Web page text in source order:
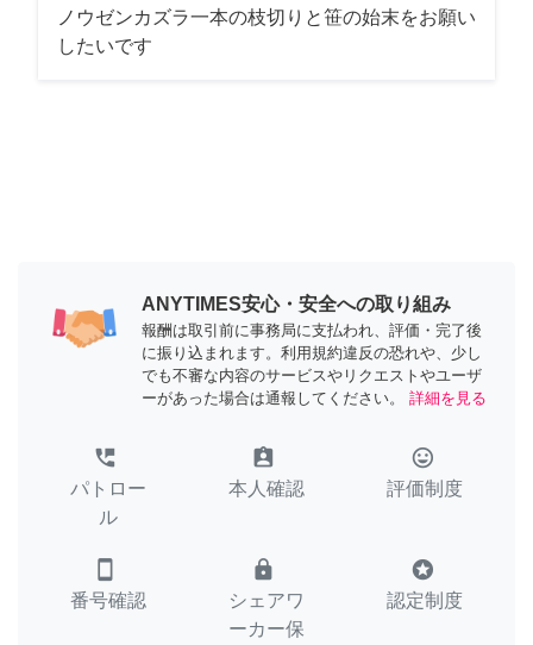
ノウゼンカズラ一本の枝切りと笹の始末をお願い
したいです
ANYTIMES安心・安全への取り組み
報酬は取引前に事務局に支払われ、評価・完了後
に振り込まれます。利用規約違反の恐れや、少し
でも不審な内容のサービスやリクエストやユーザ
ーがあった場合は通報してください。
詳細を見る
perm_phone_msg
パトロー
ル
assignment_ind
本人確認
tag_faces
評価制度
smartphone
番号確認
lock
シェアワ
ーカー保
stars
認定制度